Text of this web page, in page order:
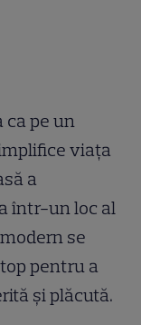
ca pe un
viața
a
într-un loc al
se
pentru a
și plăcută.